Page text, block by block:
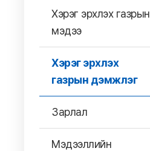
Хэрэг эрхлэх газрын
мэдээ
Хэрэг эрхлэх
газрын дэмжлэг
Зарлал
Мэдээллийн